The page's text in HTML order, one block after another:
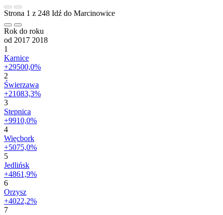
Strona 1 z 248 Idź do Marcinowice
Rok do roku
od 2017 2018
1
Karnice
+29500,0%
2
Świerzawa
+21083,3%
3
Stepnica
+9910,0%
4
Więcbork
+5075,0%
5
Jedlińsk
+4861,9%
6
Orzysz
+4022,2%
7